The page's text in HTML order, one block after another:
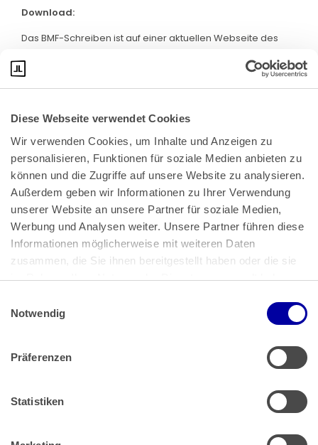
Diese Webseite verwendet Cookies
Wir verwenden Cookies, um Inhalte und Anzeigen zu
personalisieren, Funktionen für soziale Medien anbieten zu
können und die Zugriffe auf unsere Website zu analysieren.
Außerdem geben wir Informationen zu Ihrer Verwendung
unserer Website an unsere Partner für soziale Medien,
Werbung und Analysen weiter. Unsere Partner führen diese
Informationen möglicherweise mit weiteren Daten
zusammen, die Sie ihnen bereitgestellt haben oder die sie
im Rahmen Ihrer Nutzung der Dienste gesammelt haben.
Impressum
Notwendig
Präferenzen
Statistiken
Download:
Das BMF-Schreiben ist auf einer aktuellen Webseite des
Bundeskanzlerplatz 2
53113 Bonn
Pressemitteilungen|AGB
Impressum|Datenschutz
Muster Widerrufsformular (PDF)